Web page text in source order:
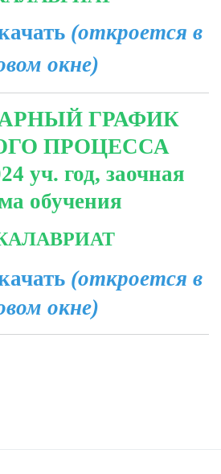
(откроется в
окне)
ГРАФИК
ПРОЦЕССА
уч. год, заочная
обучения
(откроется в
окне)